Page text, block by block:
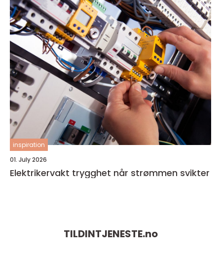
inspiration
01. July 2026
Elektrikervakt trygghet når strømmen svikter
TILDINTJENESTE.no